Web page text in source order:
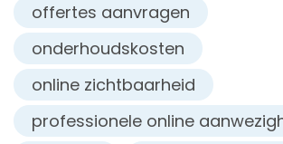
offertes aanvragen
onderhoudskosten
online zichtbaarheid
professionele online